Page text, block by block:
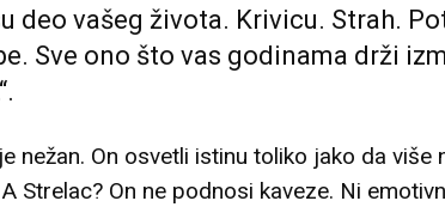
deo vašeg života. Krivicu. Strah.
Sve ono što vas godinama drži
nežan. On osvetli istinu toliko jako da više
Strelac? On ne podnosi kaveze. Ni